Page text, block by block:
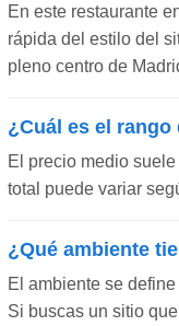
En este restaurante
rápida del estilo del
pleno centro de
¿Cuál es el
El precio medio
total puede variar
¿Qué ambiente
El ambiente se
Si buscas un sitio